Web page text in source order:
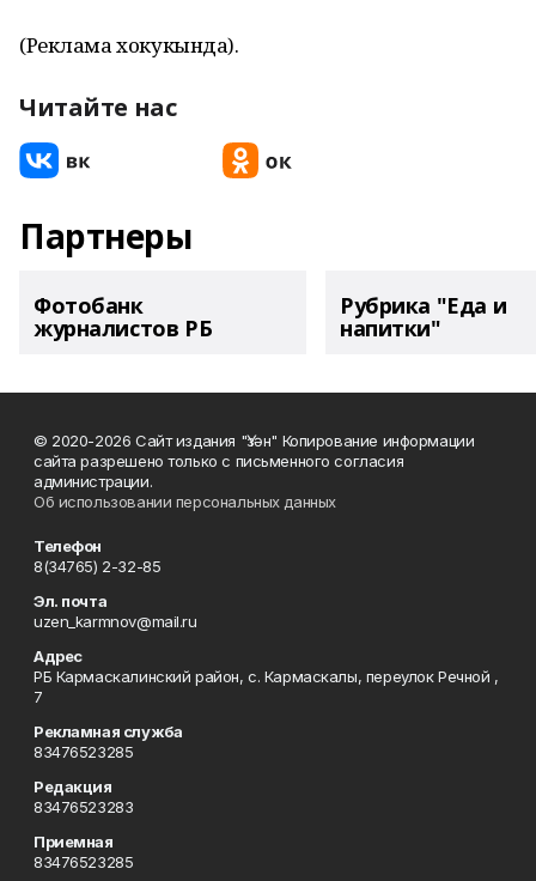
(Реклама хокукында).
Читайте нас
Партнеры
Фотобанк
журналистов РБ
Рубрика "Еда и
напитки"
© 2020-2026 Сайт издания "Үзән" Копирование информации
сайта разрешено только с письменного согласия
администрации.
Об использовании персональных данных
Телефон
8(34765) 2-32-85
Эл. почта
uzen_karmnov@mail.ru
Адрес
РБ Кармаскалинский район, с. Кармаскалы, переулок Речной ,
7
Рекламная служба
83476523285
Редакция
83476523283
Приемная
83476523285